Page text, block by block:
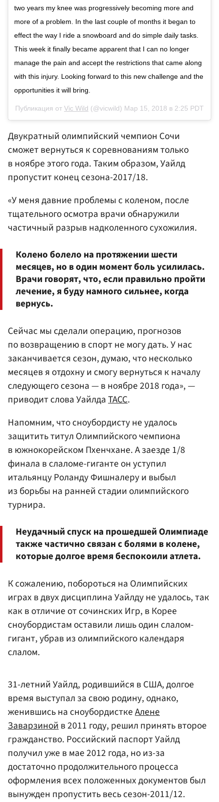
two years my knee was progressively becoming more and
more of a problem. In the last couple of months it began to
effect the way I ride a snowboard and do simple daily tasks.
This week it finally became apparent that I can no longer
manage the pain and accept the restrictions that came along
with this injury. Looking forward to this new challenge and the
opportunities it will bring.
Публикация от Vic Wild (@vicwild) Мар 15, 2018 в 2:25 PDT
Двукратный олимпийский чемпион Сочи
сможет вернуться к соревнованиям только
в ноябре этого года. Таким образом, Уайлд
пропустит конец сезона-2017/18.
«У меня давние проблемы с коленом, после
тщательного осмотра врачи обнаружили
частичный разрыв надколенного сухожилия.
Колено болело на протяжении шести
месяцев, но в один момент боль усилилась.
Врачи говорят, что, если правильно пройти
лечение, я буду намного сильнее, когда
вернусь.
Сейчас мы сделали операцию, прогнозов
по возвращению в спорт не могу дать. У нас
заканчивается сезон, думаю, что несколько
месяцев я отдохну и смогу вернуться к началу
следующего сезона — в ноябре 2018 года», —
приводит слова УайлдаТАСС.
Напомним, что сноубордисту не удалось
защитить титул Олимпийского чемпиона
в южнокорейском Пхенчхане. А заезде 1/8
финала в слаломе-гиганте он уступил
итальянцу Роланду Фишналеру и выбыл
из борьбы на ранней стадии олимпийского
турнира.
Неудачный спуск на прошедшей Олимпиаде
также частично связан с болями в колене,
которые долгое время беспокоили атлета.
К сожалению, побороться на Олимпийских
играх в двух дисциплина Уайлду не удалось, так
как в отличие от сочинских Игр, в Корее
сноубордистам оставили лишь один слалом-
гигант, убрав из олимпийского календаря
слалом.
31-летний Уайлд, родившийся в США, долгое
время выступал за свою родину, однако,
женившись на сноубордисткеАлене
Заварзинойв 2011 году, решил принять второе
гражданство. Российский паспорт Уайлд
получил уже в мае 2012 года, но из-за
достаточно продолжительного процесса
оформления всех положенных документов был
вынужден пропустить весь сезон-2011/12.